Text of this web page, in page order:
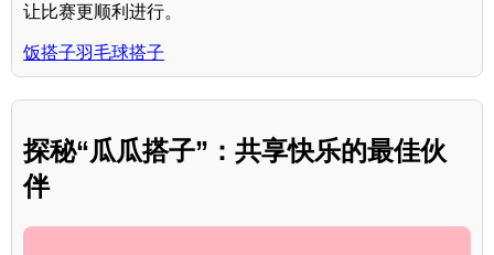
让比赛更顺利进行。
饭搭子羽毛球搭子
探秘“瓜瓜搭子”：共享快乐的最佳伙
伴